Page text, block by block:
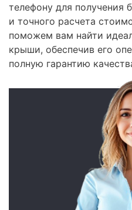
телефону для получения
и точного расчета
поможем вам найти
крыши, обеспечив его
полную гарантию